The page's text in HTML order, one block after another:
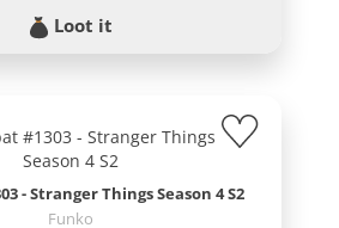
Loot it
- Stranger Things Season 4 S2
Funko